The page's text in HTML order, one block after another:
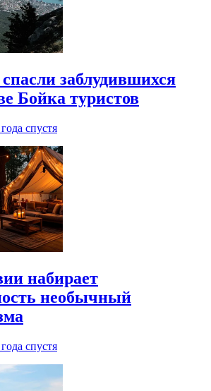
заблудившихся
Бойка туристов
спустя
набирает
необычный
спустя